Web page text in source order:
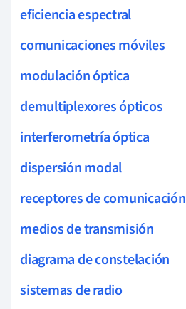
eficiencia espectral
comunicaciones móviles
modulación óptica
demultiplexores ópticos
interferometría óptica
dispersión modal
receptores de comunicación
medios de transmisión
diagrama de constelación
sistemas de radio